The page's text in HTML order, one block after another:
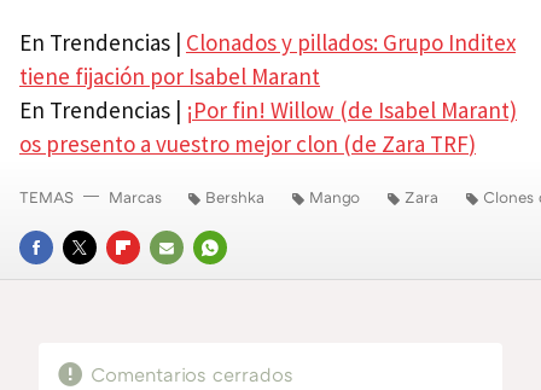
En Trendencias | Clonados y pillados: Grupo Inditex
tiene fijación por Isabel Marant
En Trendencias | ¡Por fin! Willow (de Isabel Marant)
os presento a vuestro mejor clon (de Zara TRF)
FACEBOOK
TWITTERFLIPBOARD
E-
WHATSAPP
TEMAS Marcas Bershka Mango Zara Clones
Comentarios cerrados